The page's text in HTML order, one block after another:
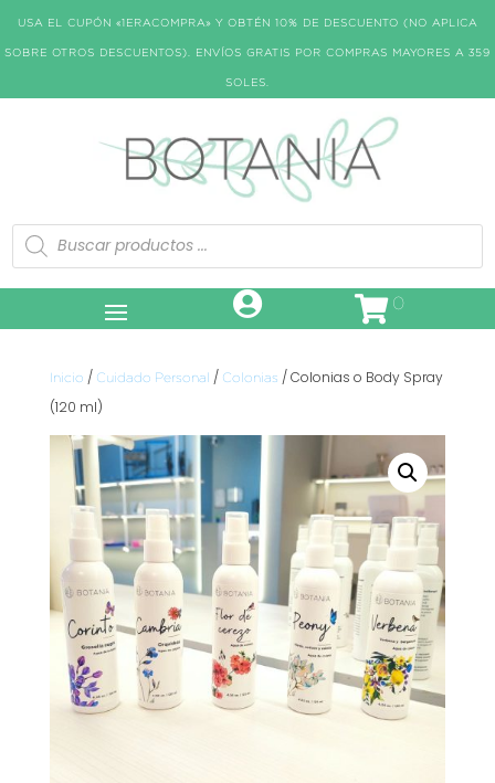
USA EL CUPÓN «1ERACOMPRA» Y OBTÉN 10% DE DESCUENTO (NO APLICA
SOBRE OTROS DESCUENTOS). ENVÍOS GRATIS POR COMPRAS MAYORES A 359
SOLES.
Búsqueda
de
productos
0
Inicio / Cuidado Personal / Colonias / Colonias o Body Spray
(120 ml)